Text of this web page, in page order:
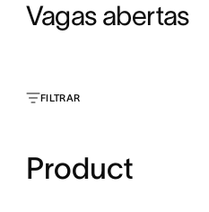
Vagas abertas
FILTRAR
Product